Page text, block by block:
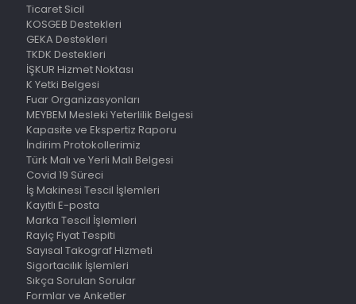
Ticaret Sicil
KOSGEB Destekleri
GEKA Destekleri
TKDK Destekleri
İŞKUR Hizmet Noktası
K Yetki Belgesi
Fuar Organizasyonları
MEYBEM Mesleki Yeterlilik Belgesi
Kapasite ve Ekspertiz Raporu
İndirim Protokollerimiz
Türk Malı ve Yerli Malı Belgesi
Covid 19 Süreci
İş Makinesi Tescil İşlemleri
Kayıtlı E-posta
Marka Tescil İşlemleri
Rayiç Fiyat Tespiti
Sayısal Takograf Hizmeti
Sigortacılık İşlemleri
Sıkça Sorulan Sorular
Formlar ve Anketler